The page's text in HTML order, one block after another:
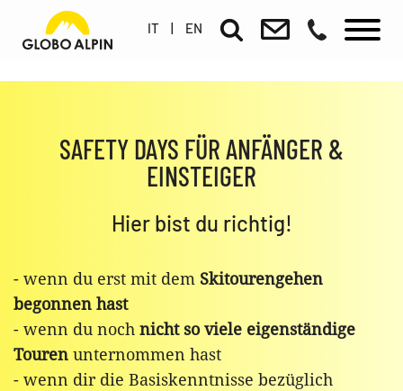
IT | EN
SAFETY DAYS FÜR ANFÄNGER &
EINSTEIGER
Hier bist du richtig!
- wenn du erst mit dem Skitourengehen
begonnen hast
- wenn du noch nicht so viele eigenständige
Touren unternommen hast
- wenn dir die Basiskenntnisse bezüglich